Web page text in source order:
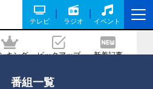
テレビ ラジオ イベント
キング ピックアップ 新着記事
番組一覧